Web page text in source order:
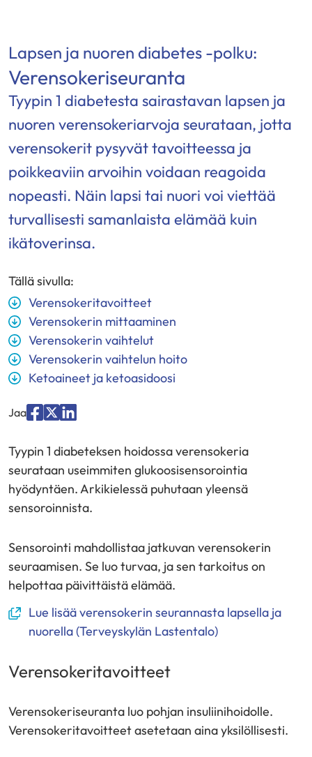
Lapsen ja nuoren diabetes -polku:
Verensokeriseuranta
Tyypin 1 diabetesta sairastavan lapsen ja
nuoren verensokeriarvoja seurataan, jotta
verensokerit pysyvät tavoitteessa ja
poikkeaviin arvoihin voidaan reagoida
nopeasti. Näin lapsi tai nuori voi viettää
turvallisesti samanlaista elämää kuin
ikätoverinsa.
Tällä sivulla:
Verensokeritavoitteet
Verensokerin mittaaminen
Verensokerin vaihtelut
Verensokerin vaihtelun hoito
Ketoaineet ja ketoasidoosi
Jaa
palvelussa
”Facebook”
palvelussa
palvelussa
”LinkedIn”
Tyypin 1 diabeteksen hoidossa verensokeria
seurataan useimmiten glukoosisensorointia
hyödyntäen. Arkikielessä puhutaan yleensä
sensoroinnista.
Sensorointi mahdollistaa jatkuvan verensokerin
seuraamisen. Se luo turvaa, ja sen tarkoitus on
helpottaa päivittäistä elämää.
Lue lisää verensokerin seurannasta lapsella ja
nuorella (Terveyskylän Lastentalo)
(avautuu
uuteen
siirryt
palveluun)
Verensokeritavoitteet
Verensokeriseuranta luo pohjan insuliinihoidolle.
Verensokeritavoitteet asetetaan aina yksilöllisesti.